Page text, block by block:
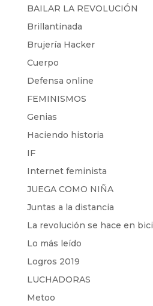
BAILAR LA REVOLUCIÓN
Brillantinada
Brujería Hacker
Cuerpo
Defensa online
FEMINISMOS
Genias
Haciendo historia
IF
Internet feminista
JUEGA COMO NIÑA
Juntas a la distancia
La revolución se hace en bici
Lo más leído
Logros 2019
LUCHADORAS
Metoo